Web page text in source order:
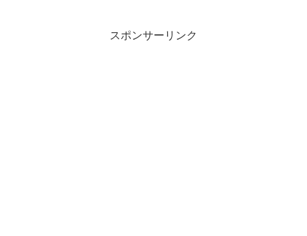
スポンサーリンク